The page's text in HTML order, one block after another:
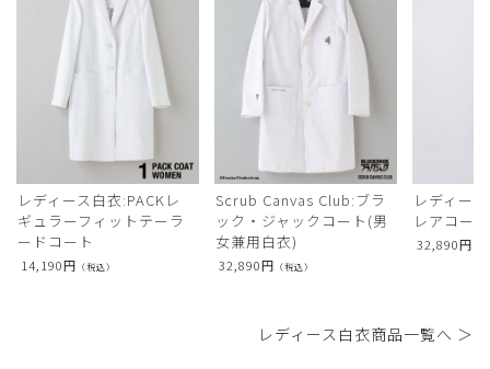
レディース白衣:PACKレ
ギュラーフィットテーラ
ードコート
14,190円 （税込）
Scrub Canvas Club:ブラ
ック・ジャックコート(男
女兼用白衣)
32,890円 （税込）
レディー
レアコート
32,890円
レディース白衣商品一覧へ ＞